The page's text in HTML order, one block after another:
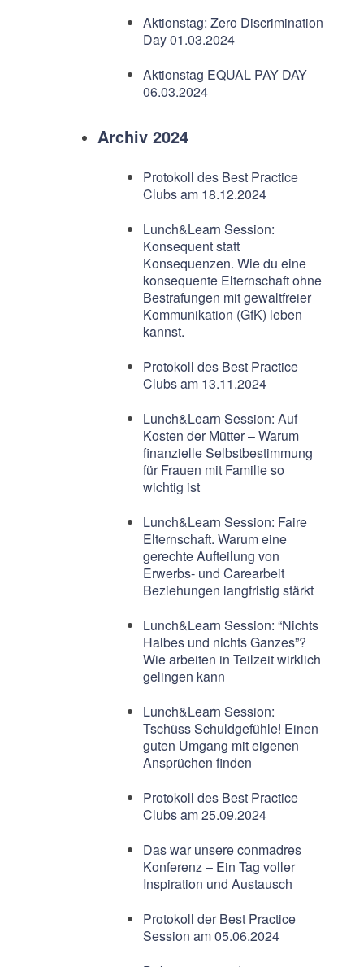
Aktionstag: Zero Discrimination
Day 01.03.2024
Aktionstag EQUAL PAY DAY
06.03.2024
Archiv 2024
Protokoll des Best Practice
Clubs am 18.12.2024
Lunch&Learn Session:
Konsequent statt
Konsequenzen. Wie du eine
konsequente Elternschaft ohne
Bestrafungen mit gewaltfreier
Kommunikation (GfK) leben
kannst.
Protokoll des Best Practice
Clubs am 13.11.2024
Lunch&Learn Session: Auf
Kosten der Mütter – Warum
finanzielle Selbstbestimmung
für Frauen mit Familie so
wichtig ist
Lunch&Learn Session: Faire
Elternschaft. Warum eine
gerechte Aufteilung von
Erwerbs- und Carearbeit
Beziehungen langfristig stärkt
Lunch&Learn Session: “Nichts
Halbes und nichts Ganzes”?
Wie arbeiten in Teilzeit wirklich
gelingen kann
Lunch&Learn Session:
Tschüss Schuldgefühle! Einen
guten Umgang mit eigenen
Ansprüchen finden
Protokoll des Best Practice
Clubs am 25.09.2024
Das war unsere conmadres
Konferenz – Ein Tag voller
Inspiration und Austausch
Protokoll der Best Practice
Session am 05.06.2024